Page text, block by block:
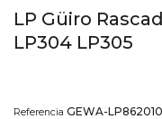
LP Güiro
LP304 LP305
Referencia GEWA-LP862010